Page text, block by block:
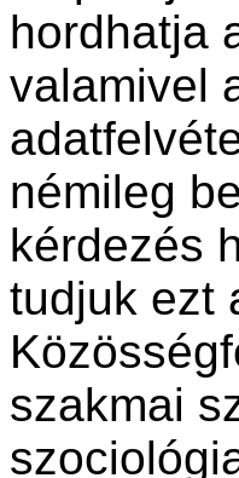
hordhatja
valamivel
némileg
kérdezés
tudjuk ezt
szakmai